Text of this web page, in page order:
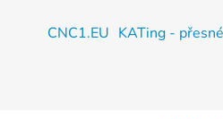
CNC1.EU KATing -